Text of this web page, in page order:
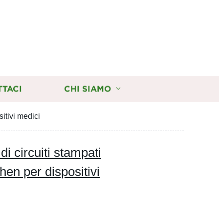
CHI SIAMO
medici
circuiti stampati
per dispositivi